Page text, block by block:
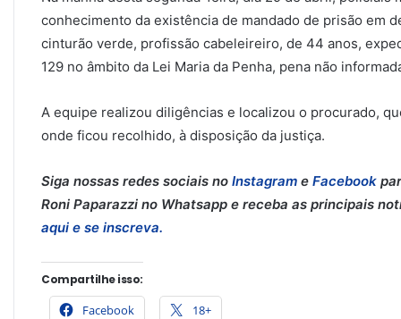
conhecimento da existência de mandado de prisão em
cinturão verde, profissão cabeleireiro, de 44 anos,
129 no âmbito da Lei Maria da Penha, pena não
A equipe realizou diligências e localizou o procurado,
onde ficou recolhido, à disposição da justiça.
Siga nossas redes sociais no Instagram e Facebook
Roni Paparazzi no Whatsapp e receba as principais
aqui e se inscreva.
Compartilhe isso:
Facebook 18+